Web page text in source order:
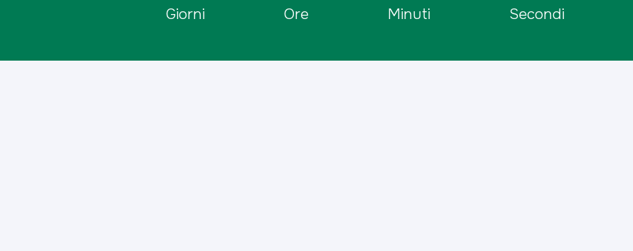
Giorni
Ore
Minuti
Secondi